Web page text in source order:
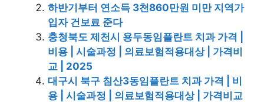
하반기부터 연소득 3천860만원 미만 지역가
입자 건보료 준다
충청북도 제천시 용두동임플란트 치과 가격 |
비용 | 시술과정 | 의료보험적용대상 | 가격비
교 | 2025
대구시 북구 침산3동임플란트 치과 가격 | 비
용 | 시술과정 | 의료보험적용대상 | 가격비교